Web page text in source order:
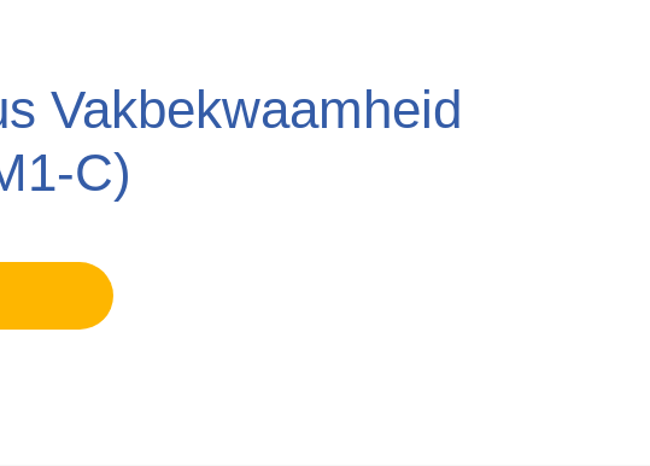
Vakbekwaamheid
C)